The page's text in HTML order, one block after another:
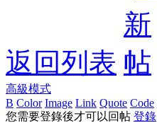
返回列表
高級模式
B Color Image Link Quote Code
您需要登錄後才可以回帖 登錄